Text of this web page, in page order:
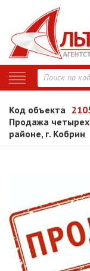
Код объекта
Продажа
районе, г. Кобрин